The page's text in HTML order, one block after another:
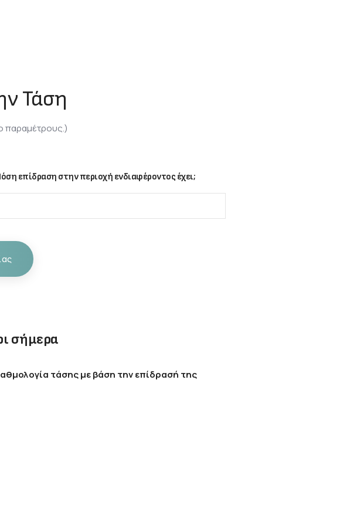
Τάση
παραμέτρους.)
επίδραση στην περιοχή ενδιαφέροντος έχει;
σήμερα
τάσης με βάση την επίδρασή της